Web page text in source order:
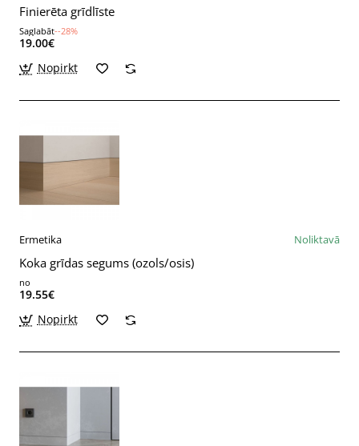
Finierēta grīdlīste
Saglabāt--28%
19.00€
Nopirkt
Ermetika Noliktavā
Koka grīdas segums (ozols/osis)
no
19.55€
Nopirkt